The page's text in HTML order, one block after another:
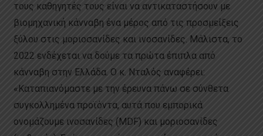
τους καθηγητές τους είναι να αντικαταστήσουν με
βιομηχανική κάνναβη ένα μέρος από τις προσμείξεις
ξύλου στις μοριοσανίδες και ινοσανίδες. Μάλιστα, το
2022 ενδέχεται να δούμε τα πρώτα έπιπλα από
κάνναβη στην Ελλάδα. Ο κ. Νταλός αναφέρει:
«Καταπιανόμαστε με την έρευνα πάνω σε σύνθετα
συγκολλημένα προϊόντα, αυτά που εμπορικά
ονομάζουμε ινοσανίδες (MDF) και μοριοσανίδες